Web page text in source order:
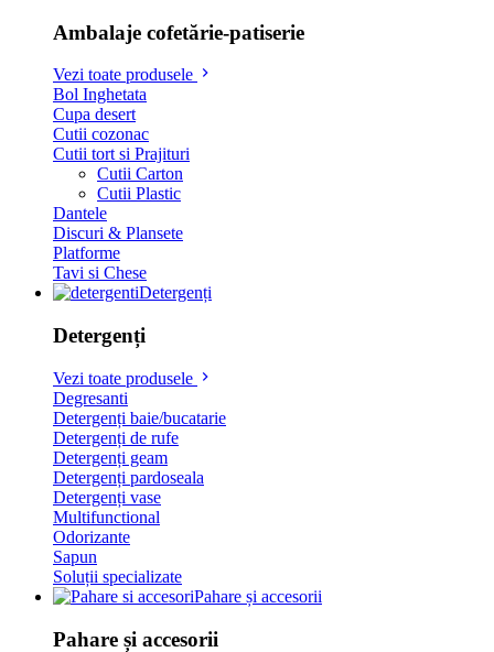
Ambalaje cofetărie-patiserie
Vezi toate produsele
Bol Inghetata
Cupa desert
Cutii cozonac
Cutii tort si Prajituri
Cutii Carton
Cutii Plastic
Dantele
Discuri & Plansete
Platforme
Tavi si Chese
Detergenți
Detergenți
Vezi toate produsele
Degresanti
Detergenți baie/bucatarie
Detergenți de rufe
Detergenți geam
Detergenți pardoseala
Detergenți vase
Multifunctional
Odorizante
Sapun
Soluții specializate
Pahare și accesorii
Pahare și accesorii